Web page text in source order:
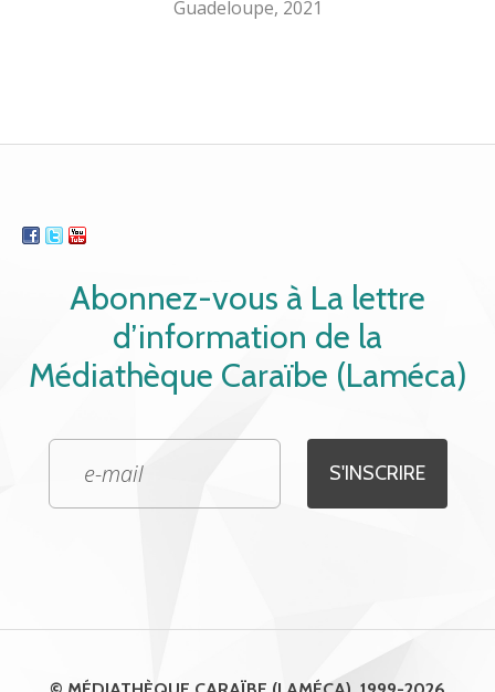
Guadeloupe, 2021
Abonnez-vous à La lettre
d’information de la
Médiathèque Caraïbe (Laméca)